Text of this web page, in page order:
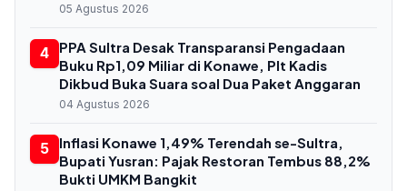
05 Agustus 2026
4
PPA Sultra Desak Transparansi Pengadaan
Buku Rp1,09 Miliar di Konawe, Plt Kadis
Dikbud Buka Suara soal Dua Paket Anggaran
04 Agustus 2026
5
Inflasi Konawe 1,49% Terendah se-Sultra,
Bupati Yusran: Pajak Restoran Tembus 88,2%
Bukti UMKM Bangkit